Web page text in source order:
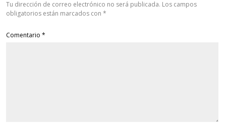
Tu dirección de correo electrónico no será publicada. Los campos
obligatorios están marcados con *
Comentario *